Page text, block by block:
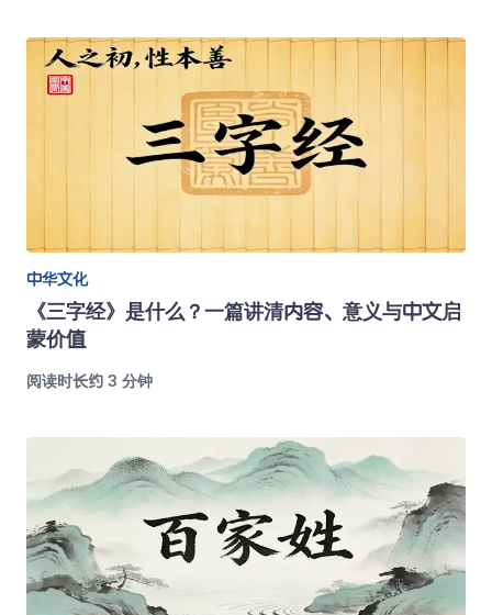
中华文化
《三字经》是什么？一篇讲清内容、意义与中文启
蒙价值
阅读时长约 3 分钟